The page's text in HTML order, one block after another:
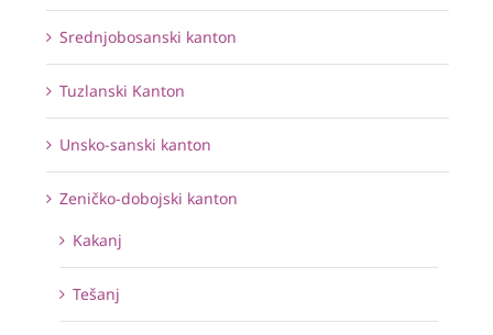
Srednjobosanski kanton
Tuzlanski Kanton
Unsko-sanski kanton
Zeničko-dobojski kanton
Kakanj
Tešanj